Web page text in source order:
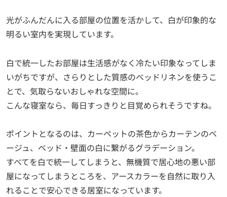
光がふんだんに入る部屋の位置を活かして、白が印象的な
明るい室内を実現しています。
白で統一したお部屋は生活感がなく冷たい印象なってしま
いがちですが、さらりとした質感のベッドリネンを使うこ
とで、気取らないおしゃれな空間に。
こんな寝室なら、毎日すっきりと目覚められそうですね。
ポイントとなるのは、カーペットの茶色からカーテンのベ
ージュ、ベッド・壁面の白に繋がるグラデーション。
すべてを白で統一してしまうと、無機質で居心地の悪い部
屋になってしまうところを、アースカラーを自然に取り入
れることで安心できる居室になっています。